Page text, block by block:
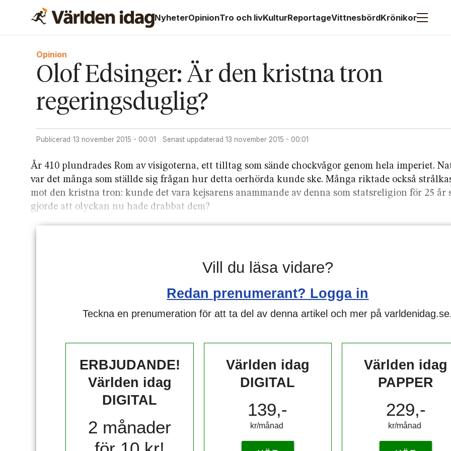
NyheterOpinionTro och livKulturReportageVittnesbördKrönikor
Opinion
Olof Edsinger: Är den kristna tron
regeringsduglig?
Publicerad 13 november 2015 - 00:01 Senast uppdaterad 13 november 2015 - 00:01
År 410 plundrades Rom av visigoterna, ett tilltag som sände chockvågor genom hela imperiet.
var det många som ställde sig frågan hur detta oerhörda kunde ske. Många riktade också
mot den kristna tron: kunde det vara kejsarens anammande av denna som statsreligion för 25 år
gjorde att olyckan nu hade drabbat dem?
Vill du läsa vidare?
Redan prenumerant? Logga in
Teckna en prenumeration för att ta del av denna artikel och mer på
ERBJUDANDE!
Världen idag
DIGITAL
2 månader
Världen idag
DIGITAL
139,-
kr/månad ​​​​​​
Världen idag
PAPPER
229,-
kr/månad ​​​​​​